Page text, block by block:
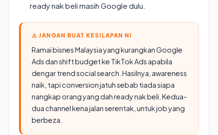
ready nak beli masih Google dulu.
⚠️ JANGAN BUAT KESILAPAN NI
Ramai bisnes Malaysia yang kurangkan Google
Ads dan shift budget ke TikTok Ads apabila
dengar trend social search. Hasilnya, awareness
naik, tapi conversion jatuh sebab tiada siapa
nangkap orang yang dah ready nak beli. Kedua-
dua channel kena jalan serentak, untuk job yang
berbeza.